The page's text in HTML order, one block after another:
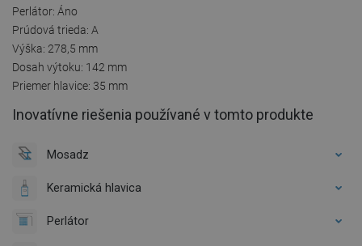
Perlátor: Áno
Prúdová trieda: A
Výška: 278,5 mm
Dosah výtoku: 142 mm
Priemer hlavice: 35 mm
Inovatívne riešenia používané v tomto produkte
Mosadz
Keramická hlavica
Perlátor